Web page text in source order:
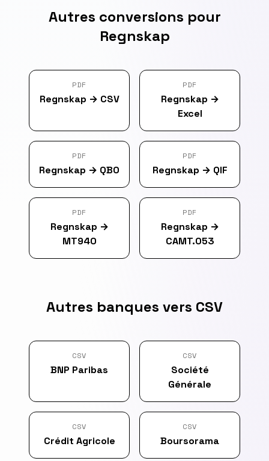
Autres conversions pour
Regnskap
PDF
Regnskap → CSV
PDF
Regnskap →
Excel
PDF
Regnskap → QBO
PDF
Regnskap → QIF
PDF
Regnskap →
MT940
PDF
Regnskap →
CAMT.053
Autres banques vers CSV
CSV
BNP Paribas
CSV
Société
Générale
CSV
Crédit Agricole
CSV
Boursorama